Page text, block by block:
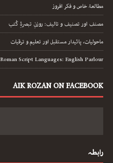
مطالعۂ خاص و فکر افروز
مصنف اور تصنیف و تالیف: روزنِ تبصرۂِ کُتب
ماحولیات، پائیدار مستقبل اور تعلیم و ترقیات
Roman Script Languages: English Parlour
AIK ROZAN ON FACEBOOK
رابطہ